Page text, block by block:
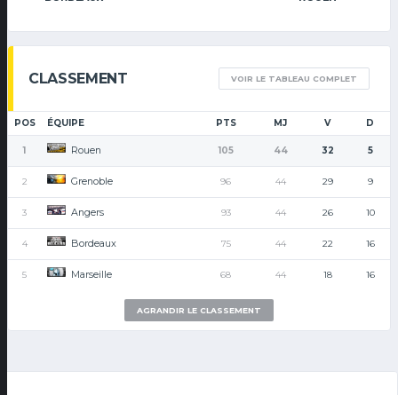
CLASSEMENT VOIR LE TABLEAU COMPLET
POS ÉQUIPE PTS MJ V D
1 Rouen 105 44 32 5
2 Grenoble 96 44 29 9
3 Angers 93 44 26 10
4 Bordeaux 75 44 22 16
5 Marseille 68 44 18 16
AGRANDIR LE CLASSEMENT